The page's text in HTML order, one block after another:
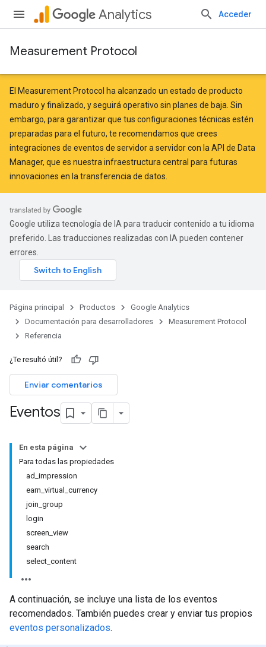
Analytics Acceder
Measurement Protocol
El Measurement Protocol ha alcanzado un estado de producto
maduro y finalizado, y seguirá operativo sin planes de baja. Sin
embargo, para garantizar que tus configuraciones técnicas estén
preparadas para el futuro, te recomendamos que crees
integraciones de eventos de servidor a servidorcon la API de Data
Manager, que es nuestra infraestructura central para futuras
innovaciones en la transferencia de datos.
Google utiliza tecnología de IA para traducir contenido a tu idioma
preferido. Las traducciones realizadas con IA pueden contener
errores.
Página principal Productos
Google Analytics
Documentación para desarrolladores
Measurement Protocol
Referencia
¿Te resultó útil?
Enviar comentarios
Eventos
En esta página
Para todas las propiedades
ad_impression
earn_virtual_currency
join_group
login
screen_view
search
select_content
A continuación, se incluye una lista de los eventos
recomendados. También puedes crear y enviar tus propios
eventos personalizados.